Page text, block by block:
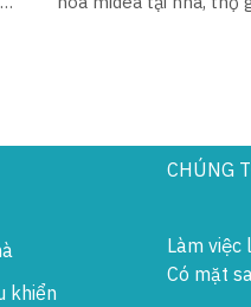
khiển
CHÚNG
Làm
Có mặt